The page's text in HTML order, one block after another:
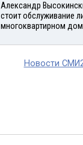
Александр
стоит обслуживание
многоквартирном
Новости